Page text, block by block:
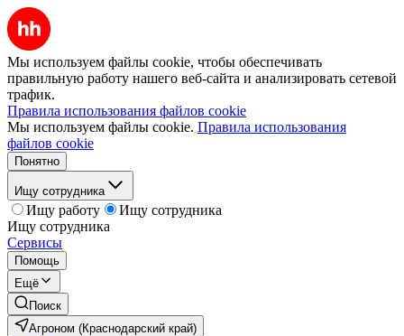
Мы используем файлы cookie, чтобы обеспечивать
правильную работу нашего веб-сайта и анализировать сетевой
трафик.
Правила использования файлов cookie
Мы используем файлы cookie. Правила использования
файлов cookie
Понятно
Ищу сотрудника
Ищу работу
Ищу сотрудника
Ищу сотрудника
Сервисы
Помощь
Ещё
Поиск
Агроном (Краснодарский край)